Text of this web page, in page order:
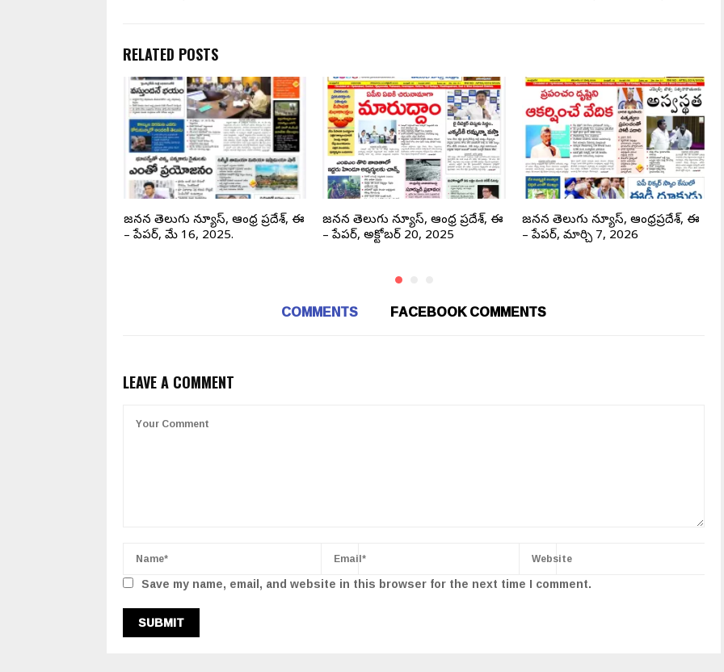
RELATED POSTS
జనసేన తెలుగు న్యూస్, ఆంధ్ర ప్రదేశ్, ఈ
– పేపర్, మే 16, 2025.
జనసేన తెలుగు న్యూస్, ఆంధ్ర ప్రదేశ్, ఈ
– పేపర్, అక్టోబర్ 20, 2025
జనసేన తెలుగు న్యూస్, ఆంధ్రప్రదేశ్, ఈ
– పేపర్, మార్చి 7, 2026
COMMENTS FACEBOOK COMMENTS
LEAVE A COMMENT
Save my name, email, and website in this browser for the next time I comment.